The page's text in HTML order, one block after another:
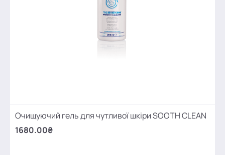
Очищуючий гель для чутливої шкіри SOOTH CLEAN
1680.00₴